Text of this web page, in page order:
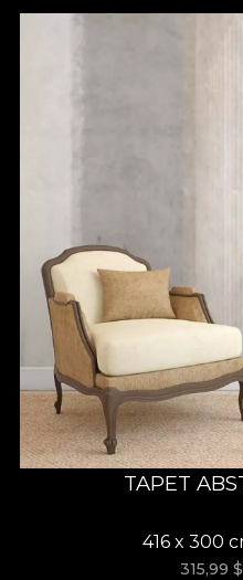
TAPET
416 x 300
315,99 $